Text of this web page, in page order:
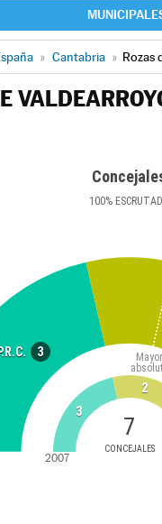
» Cantabria » Rozas
100%
P.R.C. 3
7
CONCEJALES
3
2
2007